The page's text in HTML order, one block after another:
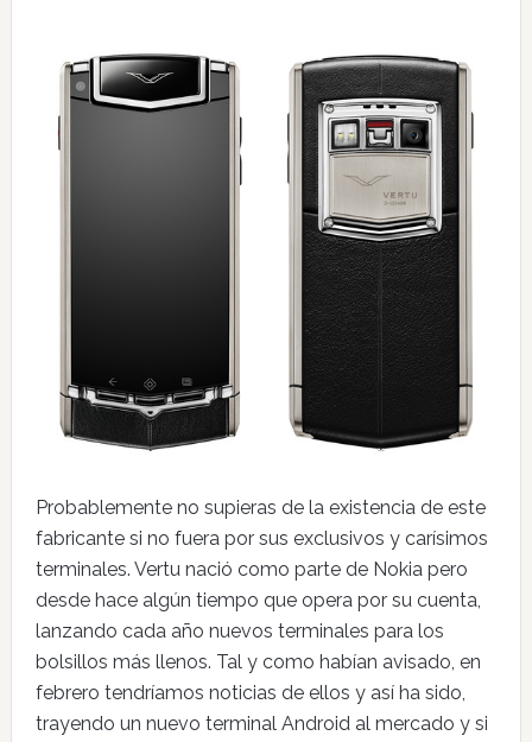
Probablemente no supieras de la existencia de este
fabricante si no fuera por sus exclusivos y carísimos
terminales. Vertu nació como parte de Nokia pero
desde hace algún tiempo que opera por su cuenta,
lanzando cada año nuevos terminales para los
bolsillos más llenos. Tal y como habían avisado, en
febrero tendríamos noticias de ellos y así ha sido,
trayendo un nuevo terminal Android al mercado y si